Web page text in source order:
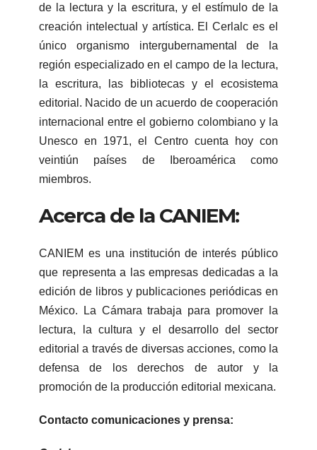
de la lectura y la escritura, y el estímulo de la
creación intelectual y artística. El Cerlalc es el
único organismo intergubernamental de la
región especializado en el campo de la lectura,
la escritura, las bibliotecas y el ecosistema
editorial. Nacido de un acuerdo de cooperación
internacional entre el gobierno colombiano y la
Unesco en 1971, el Centro cuenta hoy con
veintiún países de Iberoamérica como
miembros.
Acerca de la CANIEM:
CANIEM es una institución de interés público
que representa a las empresas dedicadas a la
edición de libros y publicaciones periódicas en
México. La Cámara trabaja para promover la
lectura, la cultura y el desarrollo del sector
editorial a través de diversas acciones, como la
defensa de los derechos de autor y la
promoción de la producción editorial mexicana.
Contacto comunicaciones y prensa: